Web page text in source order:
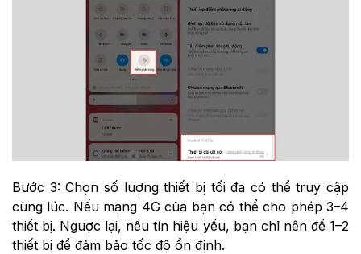
Bước 3: Chọn số lượng thiết bị tối đa có thể truy cập
cùng lúc. Nếu mạng 4G của bạn có thể cho phép 3–4
thiết bị. Ngược lại, nếu tín hiệu yếu, bạn chỉ nên để 1–2
thiết bị để đảm bảo tốc độ ổn định.